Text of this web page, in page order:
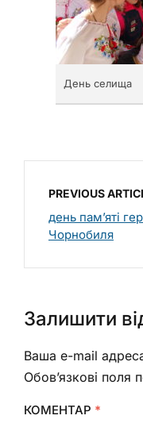
День селища
PREVIOUS
день пам’яті
Чорнобиля
Залишити
Ваша e-mail
Обов’язкові поля
КОМЕНТАР *